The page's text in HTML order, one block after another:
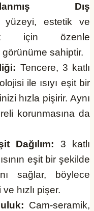
Dış
yüzeyi, estetik ve
için özenle
görünüme sahiptir.
Tencere, 3 katlı
ile ısıyı eşit bir
hızla pişirir. Aynı
korunmasına da
Dağılım: 3 katlı
eşit bir şekilde
sağlar, böylece
hızlı pişer.
Cam-seramik,